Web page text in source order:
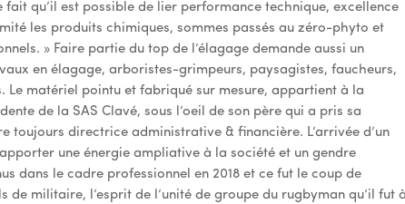
qu’il est possible de lier performance technique, excellence
les produits chimiques, sommes passés au zéro-phyto et
» Faire partie du top de l’élagage demande aussi un
en élagage, arboristes-grimpeurs, paysagistes, faucheurs,
Le matériel pointu et fabriqué sur mesure, appartient à la
de la SAS Clavé, sous l’oeil de son père qui a pris sa
toujours directrice administrative & financière. L’arrivée d’un
une énergie ampliative à la société et un gendre
dans le cadre professionnel en 2018 et ce fut le coup de
de militaire, l’esprit de l’unité de groupe du rugbyman qu’il fut à